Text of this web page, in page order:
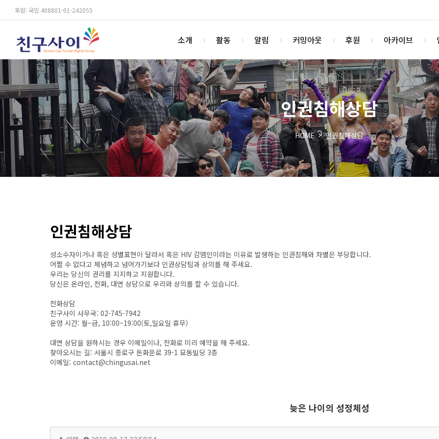
후원: 국민 408801-01-242055
소개 활동 알림 커밍아웃 후원 아카이브
인권침해상담
HOME 인권침해상담
인권침해상담
성소수자이거나 혹은 성별표현이 달라서 혹은 HIV 감염인이라는 이유로 발생하는 인권침해와 차별은 부당합니다.
어쩔 수 없다고 체념하고 넘어가기보다 인권상담팀과 상의를 해 주세요.
우리는 당신의 권리를 지지하고 지원합니다.
당신은 온라인, 전화, 대면 상담으로 우리와 상의를 할 수 있습니다.
전화상담
친구사이 사무국: 02-745-7942
운영 시간: 월~금, 10:00~19:00(토,일요일 휴무)
대면 상담을 원하시는 경우 이메일이나, 전화로 미리 예약을 해 주세요.
찾아오시는 길: 서울시 종로구 돈화문로 39-1 묘동빌딩 3층
이메일: contact@chingusai.net
늦은 나이의 성정체성